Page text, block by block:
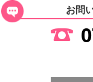
お問